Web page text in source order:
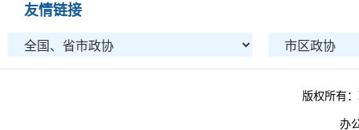
友情链接
版权所有
办